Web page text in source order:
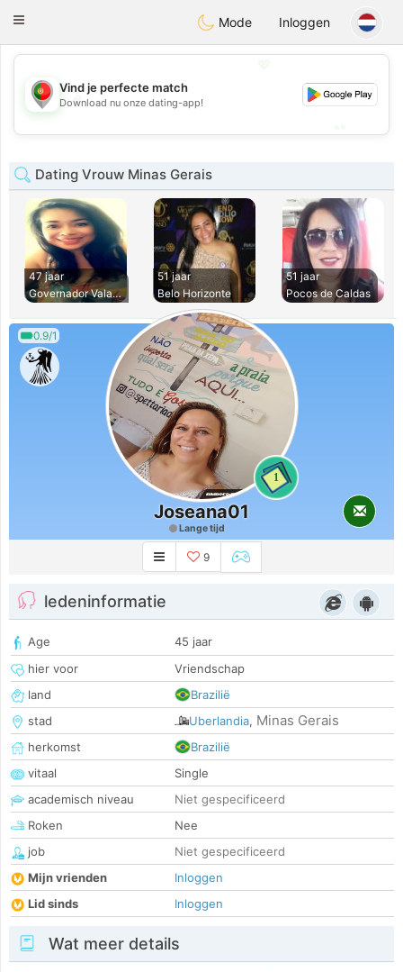
namoroPortugues
Toggle
Mode Inloggen
💖
💕
Vind je perfecte match
Download nu onze dating-app!
Dating Vrouw Minas Gerais
47 jaar
Governador Valadar
51 jaar
Belo Horizonte
51 jaar
Pocos de Caldas
0.9/1
1
Joseana01
Lange tijd
9
ledeninformatie
Age
45 jaar
hier voor
Vriendschap
land
Brazilië
stad
Uberlandia, Minas Gerais
herkomst
Brazilië
vitaal
Single
academisch niveau
Niet gespecificeerd
Roken
Nee
job
Niet gespecificeerd
Mijn vrienden
Inloggen
Lid sinds
Inloggen
Wat meer details